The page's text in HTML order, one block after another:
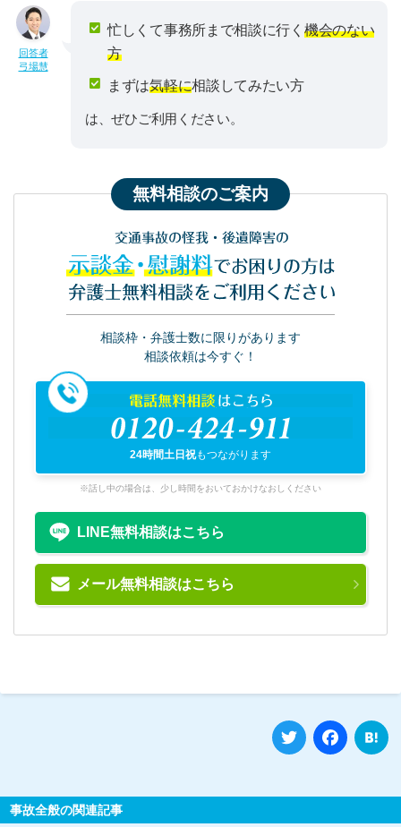
回答者
弓場慧
忙しくて事務所まで相談に行く 機会のない
方
まずは気軽に相談してみたい方
は、ぜひご利用ください。
無料相談のご案内
交通事故の怪我・後遺障害の
示談金・慰謝料でお困りの方は
弁護士無料相談をご利用ください
相談枠・弁護士数に限りがあります
相談依頼は今すぐ！
電話無料相談はこちら
0120-424-911
24時間土日祝もつながります
※話し中の場合は、少し時間をおいておかけなおしください
LINE無料相談はこちら
メール無料相談はこちら
Twitter
事故全般の関連記事